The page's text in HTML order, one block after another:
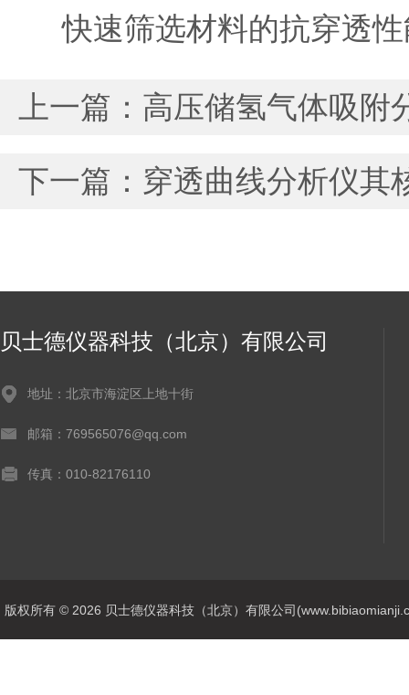
快速筛选材料的抗穿透性
上一篇： 高压储氢气体吸附
下一篇： 穿透曲线分析仪其
贝士德仪器科技（北京）有限公司
地址：北京市海淀区上地十街
邮箱：769565076@qq.com
传真：010-82176110
版权所有 © 2026 贝士德仪器科技（北京）有限公司